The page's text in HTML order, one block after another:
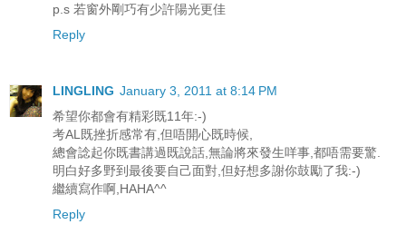
p.s 若窗外剛巧有少許陽光更佳
Reply
LINGLING January 3, 2011 at 8:14 PM
希望你都會有精彩既11年:-)
考AL既挫折感常有,但唔開心既時候,
總會諗起你既書講過既說話,無論將來發生咩事,都唔需要驚.
明白好多野到最後要自己面對,但好想多謝你鼓勵了我:-)
繼續寫作啊,HAHA^^
Reply